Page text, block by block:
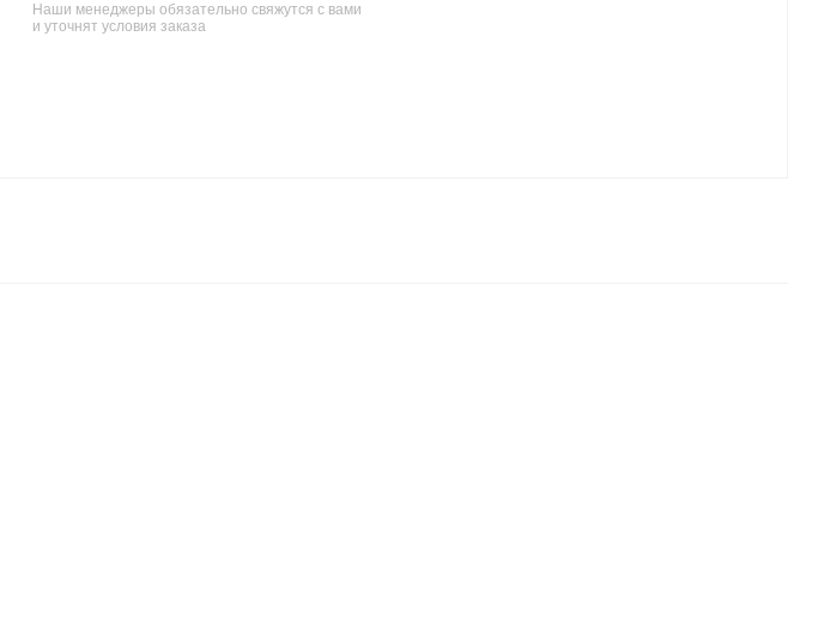
Наши менеджеры обязательно свяжутся с вами
и уточнят условия заказа